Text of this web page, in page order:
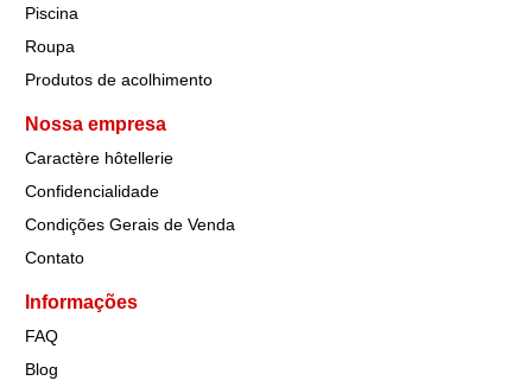
Piscina
Roupa
Produtos de acolhimento
Nossa empresa
Caractère hôtellerie
Confidencialidade
Condições Gerais de Venda
Contato
Informações
FAQ
Blog